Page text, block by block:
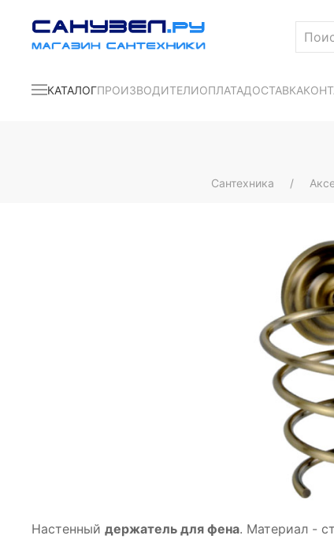
КАТАЛОГПРОИЗВОДИТЕЛИОПЛАТАДОСТАВКА
Сантехника
Настенный держатель для фена. Материал -